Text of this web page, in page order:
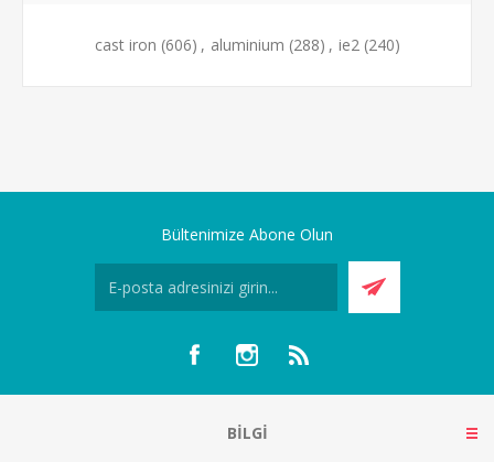
cast iron (606) , aluminium (288) , ie2 (240)
Bültenimize Abone Olun
BILGI